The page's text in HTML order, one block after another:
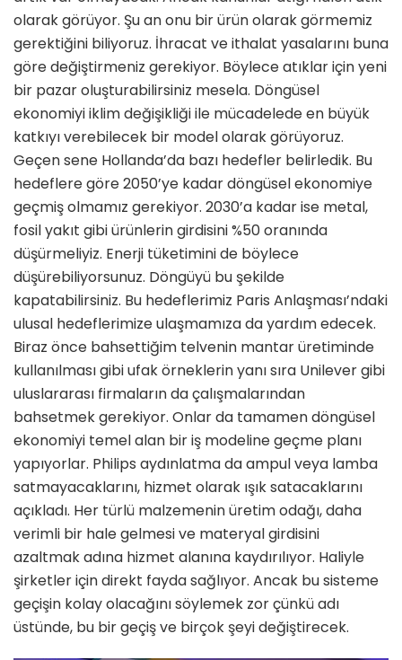
olarak görüyor. Şu an onu bir ürün olarak görmemiz
gerektiğini biliyoruz. İhracat ve ithalat yasalarını buna
göre değiştirmeniz gerekiyor. Böylece atıklar için yeni
bir pazar oluşturabilirsiniz mesela. Döngüsel
ekonomiyi iklim değişikliği ile mücadelede en büyük
katkıyı verebilecek bir model olarak görüyoruz.
Geçen sene Hollanda’da bazı hedefler belirledik. Bu
hedeflere göre 2050’ye kadar döngüsel ekonomiye
geçmiş olmamız gerekiyor. 2030’a kadar ise metal,
fosil yakıt gibi ürünlerin girdisini %50 oranında
düşürmeliyiz. Enerji tüketimini de böylece
düşürebiliyorsunuz. Döngüyü bu şekilde
kapatabilirsiniz. Bu hedeflerimiz Paris Anlaşması’ndaki
ulusal hedeflerimize ulaşmamıza da yardım edecek.
Biraz önce bahsettiğim telvenin mantar üretiminde
kullanılması gibi ufak örneklerin yanı sıra Unilever gibi
uluslararası firmaların da çalışmalarından
bahsetmek gerekiyor. Onlar da tamamen döngüsel
ekonomiyi temel alan bir iş modeline geçme planı
yapıyorlar. Philips aydınlatma da ampul veya lamba
satmayacaklarını, hizmet olarak ışık satacaklarını
açıkladı. Her türlü malzemenin üretim odağı, daha
verimli bir hale gelmesi ve materyal girdisini
azaltmak adına hizmet alanına kaydırılıyor. Haliyle
şirketler için direkt fayda sağlıyor. Ancak bu sisteme
geçişin kolay olacağını söylemek zor çünkü adı
üstünde, bu bir geçiş ve birçok şeyi değiştirecek.